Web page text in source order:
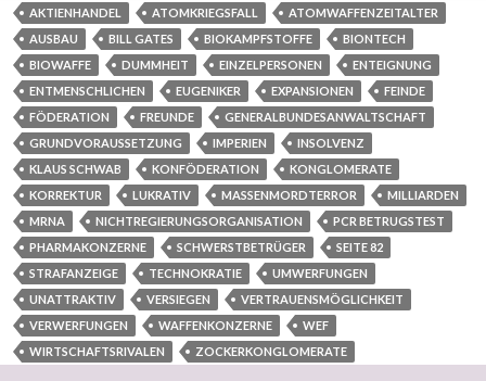
AKTIENHANDEL ATOMKRIEGSFALL
ATOMWAFFENZEITALTER
AUSBAU
BILL GATES BIOKAMPFSTOFFE
BIONTECH
BIOWAFFE
DUMMHEIT EINZELPERSONEN
ENTEIGNUNG
ENTMENSCHLICHEN
EUGENIKER EXPANSIONEN
FEINDE
FÖDERATION
FREUNDE
GENERALBUNDESANWALTSCHAFT
GRUNDVORAUSSETZUNG
IMPERIEN
INSOLVENZ
KLAUS SCHWAB
KONFÖDERATION
KONGLOMERATE
KORREKTUR
LUKRATIV MASSENMORDTERROR
MILLIARDEN
MRNA
NICHTREGIERUNGSORGANISATION
PCR BETRUGSTEST
PHARMAKONZERNE
SCHWERSTBETRÜGER
SEITE 82
STRAFANZEIGE
TECHNOKRATIE
UMWERFUNGEN
UNATTRAKTIV
VERSIEGEN
VERTRAUENSMÖGLICHKEIT
VERWERFUNGEN
WAFFENKONZERNE
WEF
WIRTSCHAFTSRIVALEN
ZOCKERKONGLOMERATE